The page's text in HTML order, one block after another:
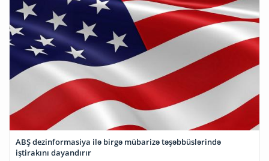
ABŞ dezinformasiya ilə birgə mübarizə təşəbbüslərində
iştirakını dayandırır